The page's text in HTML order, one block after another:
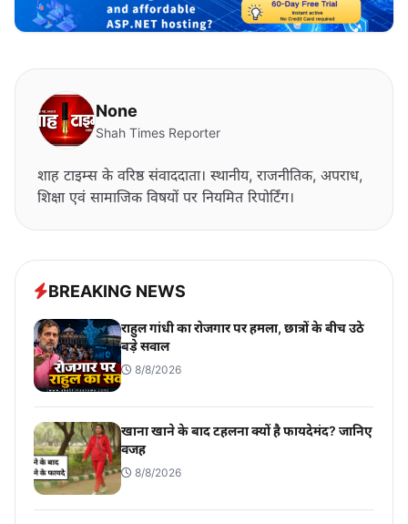
None
Shah Times Reporter
शाह टाइम्स के वरिष्ठ संवाददाता। स्थानीय, राजनीतिक, अपराध,
शिक्षा एवं सामाजिक विषयों पर नियमित रिपोर्टिंग।
BREAKING NEWS
राहुल गांधी का रोजगार पर हमला, छात्रों के बीच उठे
बड़े सवाल
8/8/2026
खाना खाने के बाद टहलना क्यों है फायदेमंद? जानिए
वजह
8/8/2026